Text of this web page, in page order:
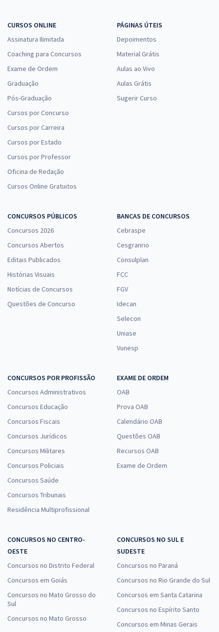
CURSOS ONLINE
Assinatura Ilimitada
Coaching para Concursos
Exame de Ordem
Graduação
Pós-Graduação
Cursos por Concurso
Cursos por Carreira
Cursos por Estado
Cursos por Professor
Oficina de Redação
Cursos Online Gratuitos
PÁGINAS ÚTEIS
Depoimentos
Material Grátis
Aulas ao Vivo
Aulas Grátis
Sugerir Curso
CONCURSOS PÚBLICOS
Concursos 2026
Concursos Abertos
Editais Publicados
Histórias Visuais
Notícias de Concursos
Questões de Concurso
BANCAS DE CONCURSOS
Cebraspe
Cesgranrio
Consulplan
FCC
FGV
Idecan
Selecon
Uniase
Vunesp
CONCURSOS POR PROFISSÃO
Concursos Administrativos
Concursos Educação
Concursos Fiscais
Concursos Jurídicos
Concursos Militares
Concursos Policiais
Concursos Saúde
Concursos Tribunais
Residência Multiprofissional
EXAME DE ORDEM
OAB
Prova OAB
Calendário OAB
Questões OAB
Recursos OAB
Exame de Ordem
CONCURSOS NO CENTRO-
OESTE
Concursos no Distrito Federal
Concursos em Goiás
Concursos no Mato Grosso do
Sul
Concursos no Mato Grosso
CONCURSOS NO SUL E
SUDESTE
Concursos no Paraná
Concursos no Rio Grande do Sul
Concursos em Santa Catarina
Concursos no Espírito Santo
Concursos em Minas Gerais